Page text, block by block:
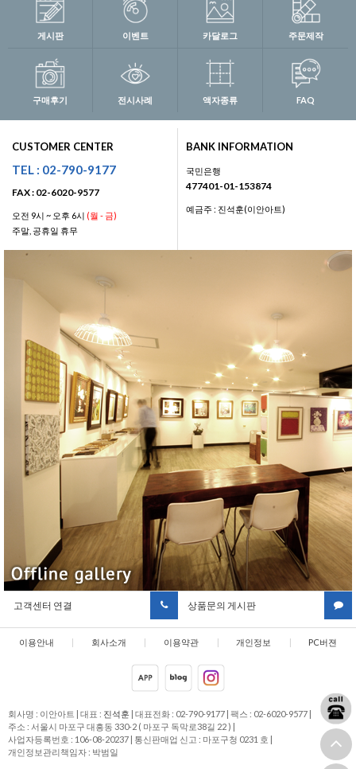
게시판 이벤트 카달로그 주문제작
구매후기 전시사례 액자종류 FAQ
CUSTOMER CENTER
TEL : 02-790-9177
FAX : 02-6020-9577
오전 9시 ~ 오후 6시 (월 - 금)
주말, 공휴일 휴무
BANK INFORMATION
국민은행
477401-01-153874
예금주 : 진석훈(이안아트)
고객센터 연결 상품문의 게시판
이용안내 | 회사소개 | 이용약관 | 개인정보 | PC버젼
회사명 : 이안아트 | 대표 : 진석훈 | 대표전화 : 02-790-9177 | 팩스 : 02-6020-9577 |
주소 : 서울시 마포구 대흥동 330-2 ( 마포구 독막로38길 22 ) |
사업자등록번호 : 106-08-20237 | 통신판매업 신고 : 마포구청 0231 호 |
개인정보관리책임자 : 박범일